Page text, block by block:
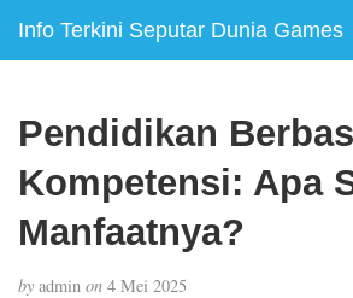
Info Terkini Seputar Dunia Games
Pendidikan
Kompetensi: Apa
Manfaatnya?
by admin on 4 Mei 2025